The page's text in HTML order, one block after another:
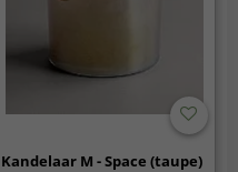
Kandelaar M - Space (taupe)